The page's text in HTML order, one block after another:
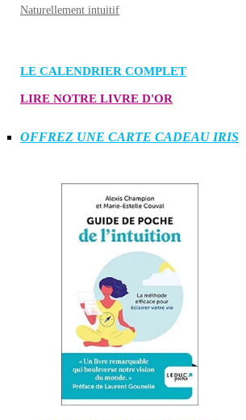
Naturellement intuitif
LE CALENDRIER COMPLET
LIRE NOTRE LIVRE D'OR
OFFREZ UNE CARTE CADEAU IRIS